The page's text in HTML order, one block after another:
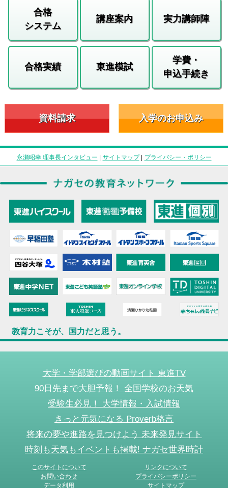
合格
システム
講座案内 実力講師陣
合格実績 東進模試
学費・
申込手続き
資料請求 入学のお申込み
永瀬昭幸 理事長インタビュー | サイトマップ| プライバシー・ポリシー
教育力こそが、国力だと思う。
大学・学部選びの動画サイト 東進TV
90日先まで大胆予報！ 全国学校のお天気
受験生必見！ 大学情報・入試情報
きっと元気になる Proverb格言
将来の夢や進路を見つけよう 未来発見サイト
時刻も天気もイベントも掲載! ナガセ世界時計
このサイトについて
リンクについて
お問い合わせ
プライバシーポリシー
データ利用
サイトマップ